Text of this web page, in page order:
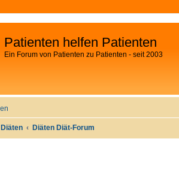
Patienten helfen Patienten
Ein Forum von Patienten zu Patienten - seit 2003
Diäten Diäten Diät-Forum